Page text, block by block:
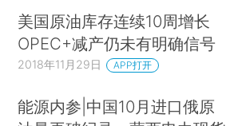
美国原油库存连续10周增长
OPEC+减产仍未有明确信号
2018年11月29日 APP打开
能源内参|中国10月进口俄原